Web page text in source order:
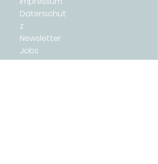
Datenschut
z
Newsletter
Jobs
Presse